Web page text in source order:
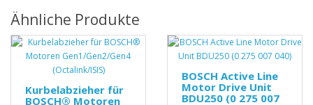
Ähnliche Produkte
Kurbelabzieher für
BOSCH® Motoren
BOSCH Active Line
Motor Drive Unit
BDU250 (0 275 007